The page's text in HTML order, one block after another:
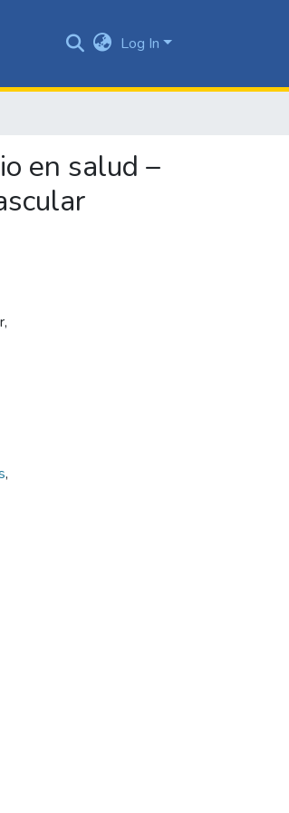
Log In
en salud –
,